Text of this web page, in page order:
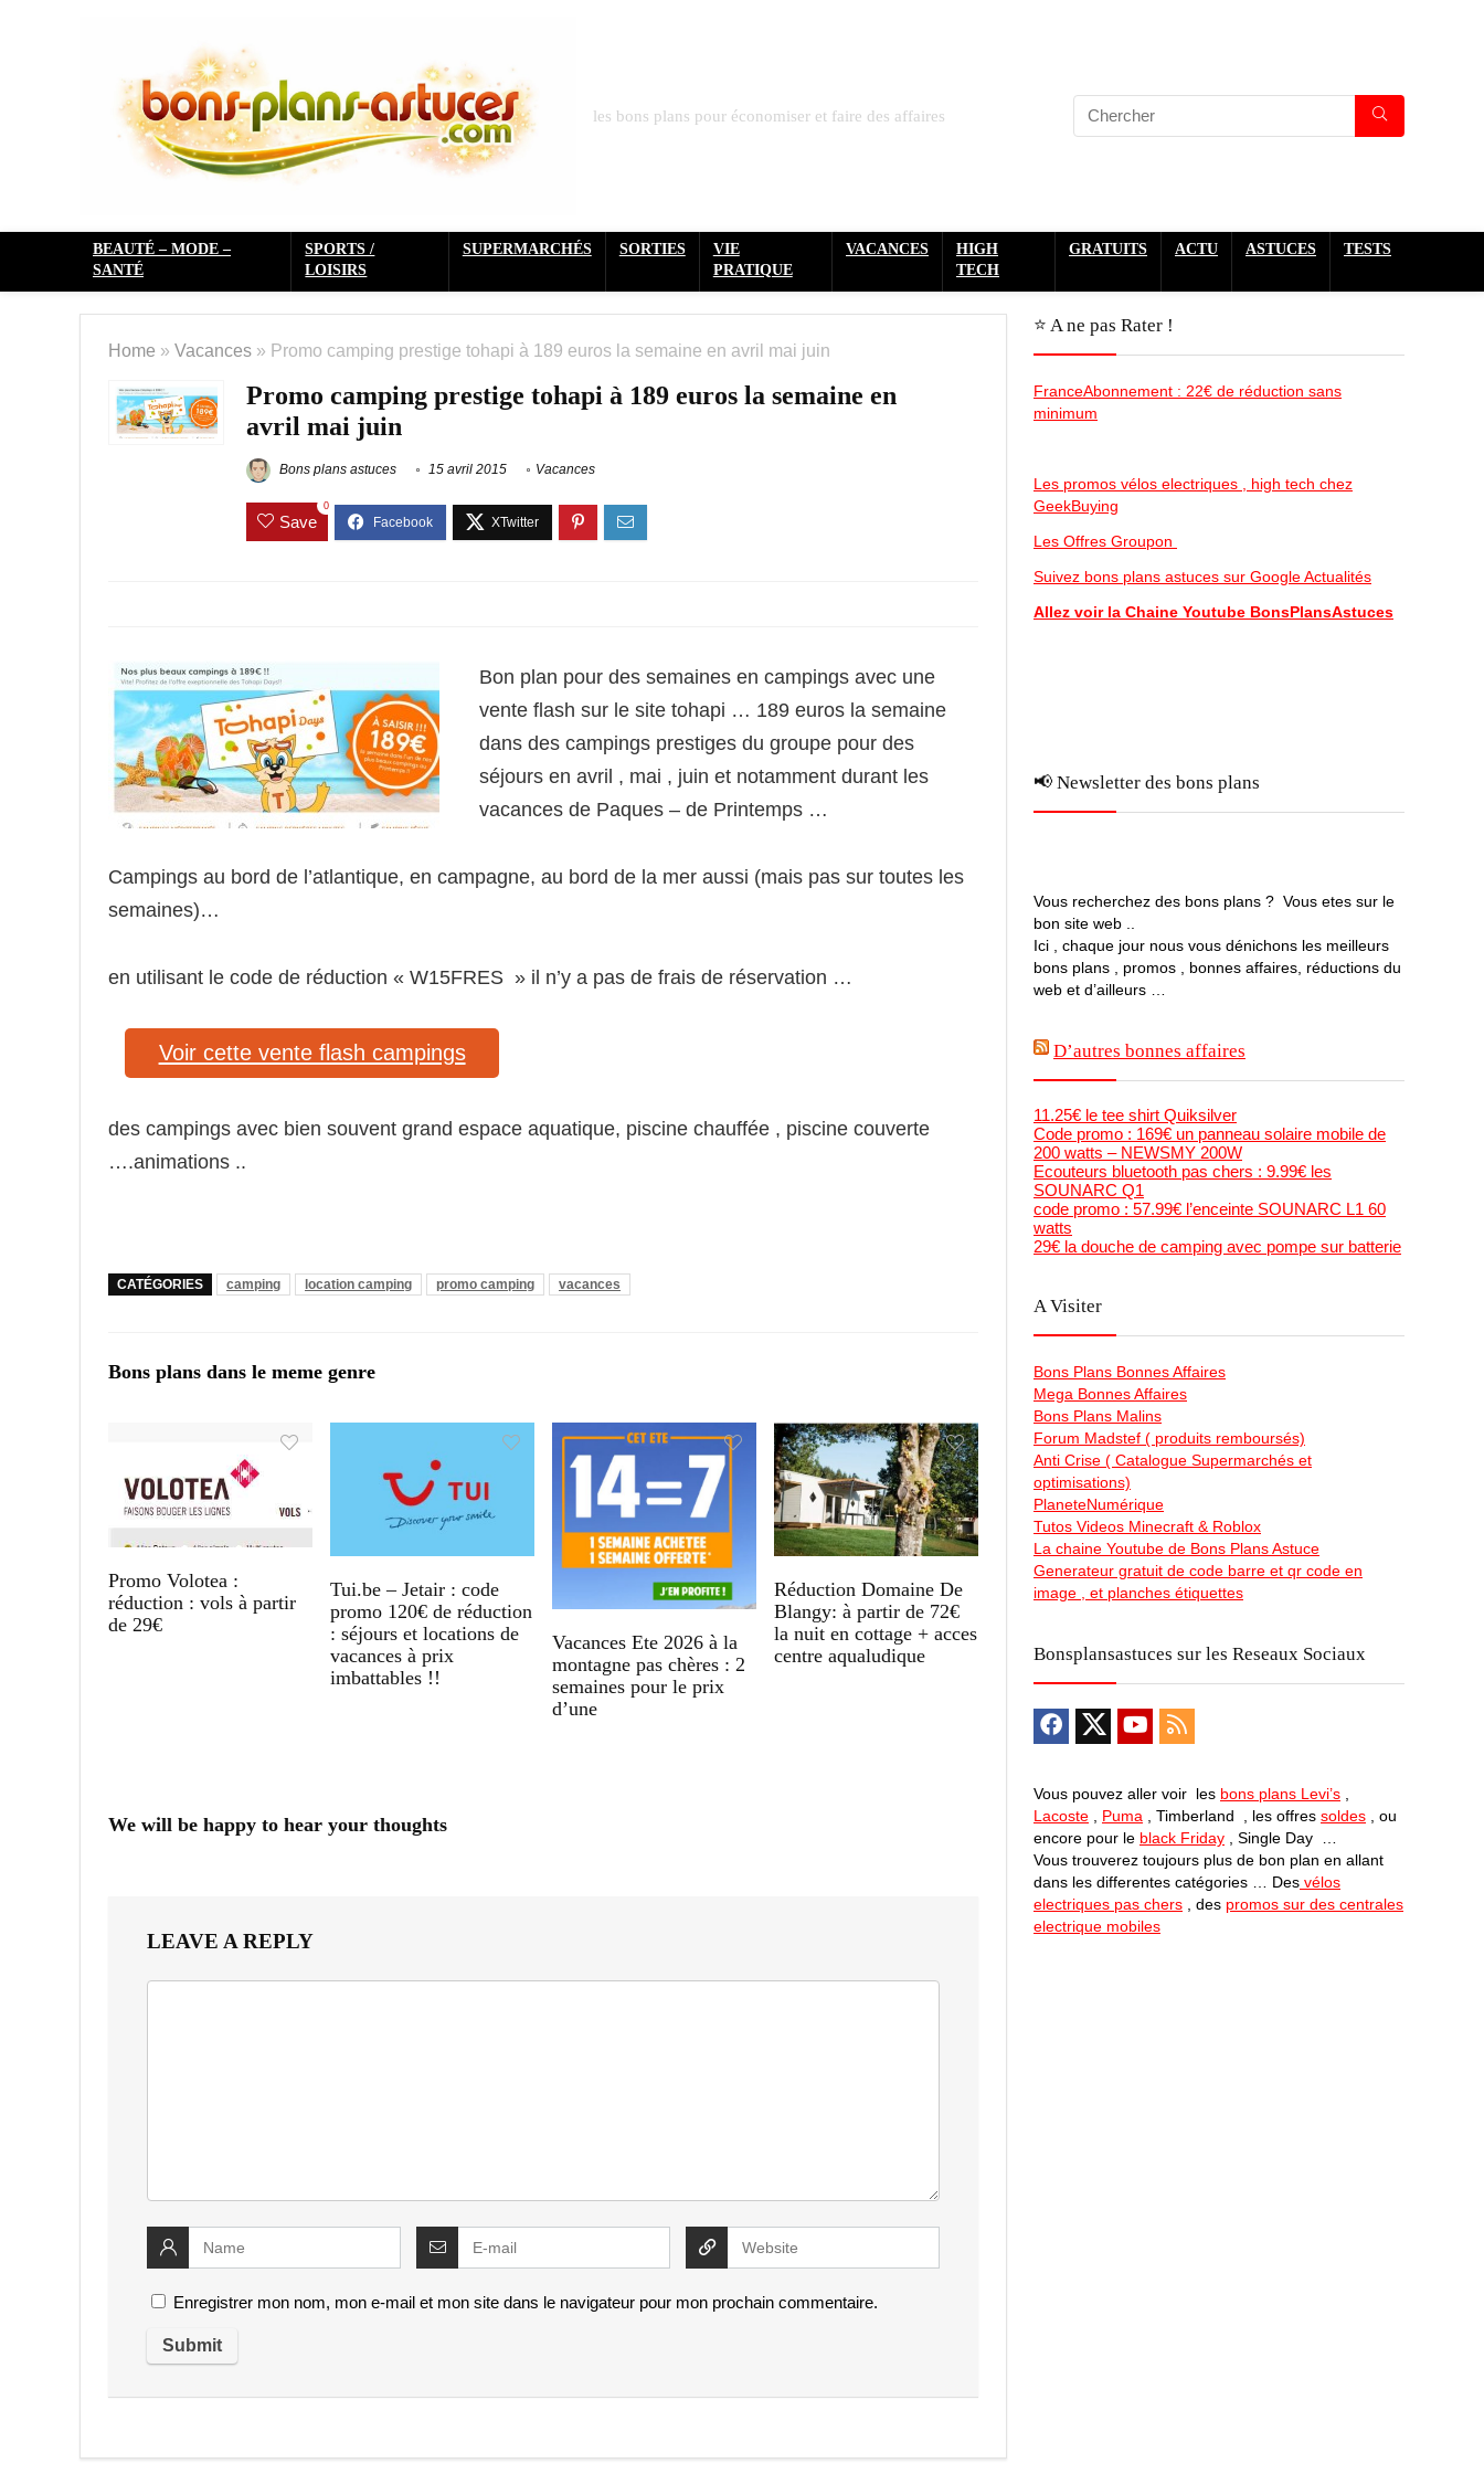
les bons plans pour économiser et faire des affaires
BEAUTÉ – MODE –
SANTÉ
SPORTS /
LOISIRS
SUPERMARCHÉS SORTIES
VIE
PRATIQUE
VACANCES
HIGH
TECH
GRATUITS ACTU ASTUCES TESTS
Home » Vacances » Promo camping prestige tohapi à 189 euros la semaine en avril mai juin
Promo camping prestige tohapi à 189 euros la semaine en
avril mai juin
Bons plans astuces 15 avril 2015 Vacances
Save
0
Bon plan pour des semaines en campings avec une
vente flash sur le site tohapi … 189 euros la semaine
dans des campings prestiges du groupe pour des
séjours en avril , mai , juin et notamment durant les
vacances de Paques – de Printemps …
Campings au bord de l’atlantique, en campagne, au bord de la mer aussi (mais pas sur toutes les
semaines)…
en utilisant le code de réduction « W15FRES » il n’y a pas de frais de réservation …
Voir cette vente flash campings
des campings avec bien souvent grand espace aquatique, piscine chauffée , piscine couverte
….animations ..
CATÉGORIES camping location camping promo camping vacances
Bons plans dans le meme genre
Promo Volotea :
réduction : vols à partir
de 29€
Tui.be – Jetair : code
promo 120€ de réduction
: séjours et locations de
vacances à prix
imbattables !!
Vacances Ete 2026 à la
montagne pas chères : 2
semaines pour le prix
d’une
Réduction Domaine De
Blangy: à partir de 72€
la nuit en cottage + acces
centre aqualudique
We will be happy to hear your thoughts
LEAVE A REPLY
Enregistrer mon nom, mon e-mail et mon site dans le navigateur pour mon prochain commentaire.
⭐️ A ne pas Rater !
FranceAbonnement : 22€ de réduction sans
minimum
Les promos vélos electriques , high tech chez
GeekBuying
Les Offres Groupon
Suivez bons plans astuces sur Google Actualités
Allez voir la Chaine Youtube BonsPlansAstuces
📢 Newsletter des bons plans
Vous recherchez des bons plans ? Vous etes sur le
bon site web ..
Ici , chaque jour nous vous dénichons les meilleurs
bons plans , promos , bonnes affaires, réductions du
web et d’ailleurs …
D’autres bonnes affaires
11.25€ le tee shirt Quiksilver
Code promo : 169€ un panneau solaire mobile de
200 watts – NEWSMY 200W
Ecouteurs bluetooth pas chers : 9.99€ les
SOUNARC Q1
code promo : 57.99€ l’enceinte SOUNARC L1 60
watts
29€ la douche de camping avec pompe sur batterie
A Visiter
Bons Plans Bonnes Affaires
Mega Bonnes Affaires
Bons Plans Malins
Forum Madstef ( produits remboursés)
Anti Crise ( Catalogue Supermarchés et
optimisations)
PlaneteNumérique
Tutos Videos Minecraft & Roblox
La chaine Youtube de Bons Plans Astuce
Generateur gratuit de code barre et qr code en
image , et planches étiquettes
Bonsplansastuces sur les Reseaux Sociaux
Vous pouvez aller voir les bons plans Levi’s
Lacoste
Puma , Timberland , les offres soldes , ou
encore pour le black Friday , Single Day …
Vous trouverez toujours plus de bon plan en allant
dans les differentes catégories … Des vélos
electriques pas chers , des promos sur des centrales
electrique mobiles